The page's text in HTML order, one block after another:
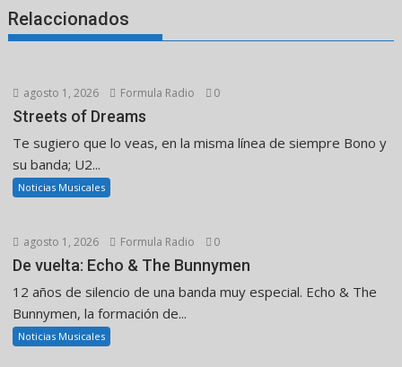
Relaccionados
agosto 1, 2026 Formula Radio 0
Streets of Dreams
Te sugiero que lo veas, en la misma línea de siempre Bono y
su banda; U2...
Noticias Musicales
agosto 1, 2026 Formula Radio 0
De vuelta: Echo & The Bunnymen
12 años de silencio de una banda muy especial. Echo & The
Bunnymen, la formación de...
Noticias Musicales